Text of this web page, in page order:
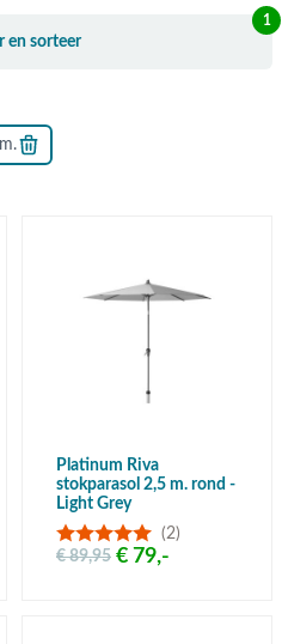
en sorteer
1
Platinum Riva
stokparasol 2,5 m. rond -
Light Grey
(2)
€ 79,-
€ 89,95